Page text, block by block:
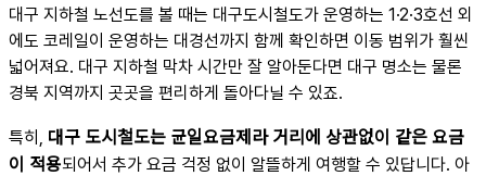
대구 지하철 노선도를 볼 때는 대구도시철도가 운영하는 1·2·3호선 외
에도 코레일이 운영하는 대경선까지 함께 확인하면 이동 범위가 훨씬
넓어져요. 대구 지하철 막차 시간만 잘 알아둔다면 대구 명소는 물론
경북 지역까지 곳곳을 편리하게 돌아다닐 수 있죠.
특히, 대구 도시철도는 균일요금제라 거리에 상관없이 같은 요금
이 적용되어서 추가 요금 걱정 없이 알뜰하게 여행할 수 있답니다. 아